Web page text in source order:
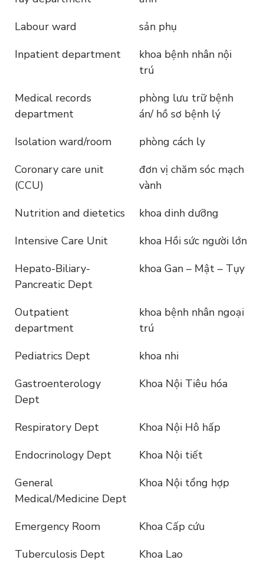
Labour ward
sản phụ
Inpatient department
khoa bệnh nhân nội
trú
Medical records
department
phòng lưu trữ bệnh
án/ hồ sơ bệnh lý
Isolation ward/room
phòng cách ly
Coronary care unit
(CCU)
đơn vị chăm sóc mạch
vành
Nutrition and dietetics
khoa dinh dưỡng
Intensive Care Unit
khoa Hồi sức người lớn
Hepato-Biliary-
Pancreatic Dept
khoa Gan – Mật – Tụy
Outpatient
department
khoa bệnh nhân ngoại
trú
Pediatrics Dept
khoa nhi
Gastroenterology
Dept
Khoa Nội Tiêu hóa
Respiratory Dept
Khoa Nội Hô hấp
Endocrinology Dept
Khoa Nội tiết
General
Medical/Medicine Dept
Khoa Nội tổng hợp
Emergency Room
Khoa Cấp cứu
Tuberculosis Dept
Khoa Lao